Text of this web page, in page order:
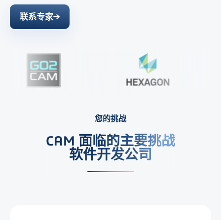
联系专家
您的挑战
CAM 面临的主要挑战
软件开发公司